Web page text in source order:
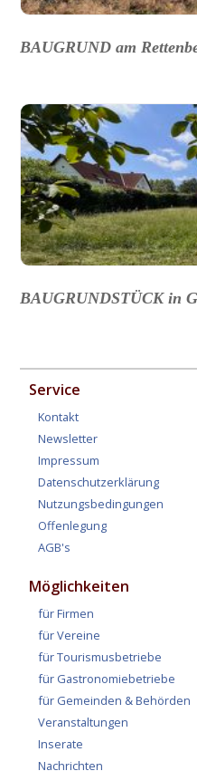
BAUGRUND am
BAUGRUNDSTÜCK in
Service
Kontakt
Newsletter
Impressum
Datenschutzerklärung
Nutzungsbedingungen
Offenlegung
AGB's
Möglichkeiten
für Firmen
für Vereine
für Tourismusbetriebe
für Gastronomiebetriebe
für Gemeinden & Behörden
Veranstaltungen
Inserate
Nachrichten